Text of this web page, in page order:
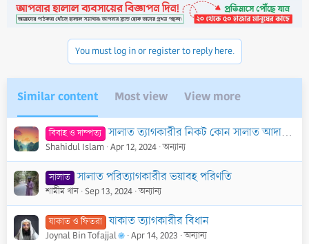
You must log in or register to reply here.
Similar content Most view View more
বিবাহ ও দাম্পত্য সালাত ত্যাগকারীর নিকট কোন সালাত আদায়কারী মেয়েকে বিবাহ দেয়া বৈধ নয়
Shahidul Islam Apr 12, 2024 অন্যান্য
সালাত সালাত পরিত্যাগকারীর ভয়াবহ পরিণতি
শামীম খান Sep 13, 2024 অন্যান্য
যাকাত ও ফিতরা যাকাত ত্যাগকারীর বিধান
Joynal Bin Tofajjal Apr 14, 2023 অন্যান্য